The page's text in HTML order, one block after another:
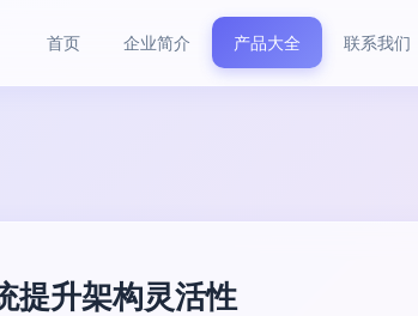
首页 企业简介 产品大全 联系我们
提升架构灵活性